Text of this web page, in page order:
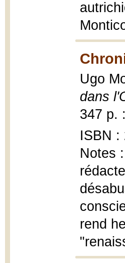
Ugo
dans
347 p.
ISBN :
Notes
rend